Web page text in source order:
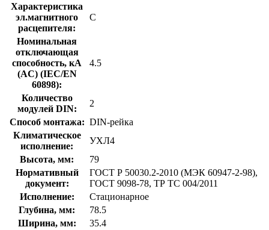
Характеристика
эл.магнитного
расцепителя:
C
Номинальная
отключающая
способность, кA
(AC) (IEC/EN
60898):
4.5
Количество
модулей DIN:
2
Способ монтажа: DIN-рейка
Климатическое
исполнение:
УХЛ4
Высота, мм:
79
Нормативный
документ:
ГОСТ Р 50030.2-2010 (МЭК 60947-2-98),
ГОСТ 9098-78, ТР ТС 004/2011
Исполнение:
Стационарное
Глубина, мм:
78.5
Ширина, мм:
35.4